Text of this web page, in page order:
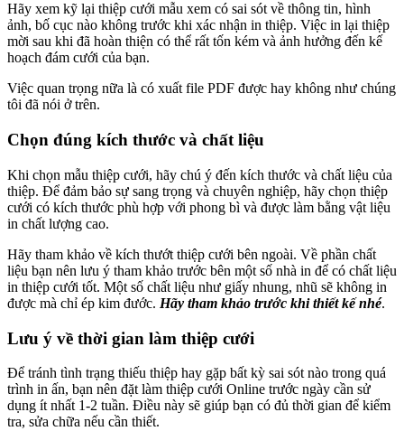
Hãy xem kỹ lại thiệp cưới mẫu xem có sai sót về thông tin, hình
ảnh, bố cục nào không trước khi xác nhận in thiệp. Việc in lại thiệp
mời sau khi đã hoàn thiện có thể rất tốn kém và ảnh hưởng đến kế
hoạch đám cưới của bạn.
Việc quan trọng nữa là có xuất file PDF được hay không như chúng
tôi đã nói ở trên.
Chọn đúng kích thước và chất liệu
Khi chọn mẫu thiệp cưới, hãy chú ý đến kích thước và chất liệu của
thiệp. Để đảm bảo sự sang trọng và chuyên nghiệp, hãy chọn thiệp
cưới có kích thước phù hợp với phong bì và được làm bằng vật liệu
in chất lượng cao.
Hãy tham khảo về kích thướt thiệp cưới bên ngoài. Về phần chất
liệu bạn nên lưu ý tham khảo trước bên một số nhà in để có chất liệu
in thiệp cưới tốt. Một số chất liệu như giấy nhung, nhũ sẽ không in
được mà chỉ ép kim đước. Hãy tham khảo trước khi thiết kế nhé.
Lưu ý về thời gian làm thiệp cưới
Để tránh tình trạng thiếu thiệp hay gặp bất kỳ sai sót nào trong quá
trình in ấn, bạn nên đặt làm thiệp cưới Online trước ngày cần sử
dụng ít nhất 1-2 tuần. Điều này sẽ giúp bạn có đủ thời gian để kiểm
tra, sửa chữa nếu cần thiết.